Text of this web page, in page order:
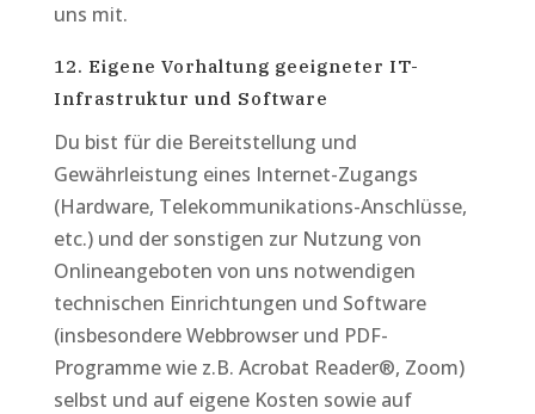
uns mit.
12. Eigene Vorhaltung geeigneter IT-
Infrastruktur und Software
Du bist für die Bereitstellung und
Gewährleistung eines Internet-Zugangs
(Hardware, Telekommunikations-Anschlüsse,
etc.) und der sonstigen zur Nutzung von
Onlineangeboten von uns notwendigen
technischen Einrichtungen und Software
(insbesondere Webbrowser und PDF-
Programme wie z.B. Acrobat Reader®, Zoom)
selbst und auf eigene Kosten sowie auf